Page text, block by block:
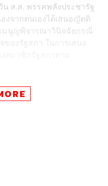
ส.ส. พรรคพลังประชารัฐ
จากตนเองได้เสนอญัตติ
มนูญพิจารณาวินิจฉัยกรณี
องรัฐสภา ในการเสนอ
อบการเสนอร่างแก้ไข
นจำนวน 4 ฉบับที่ยื่นต่อ